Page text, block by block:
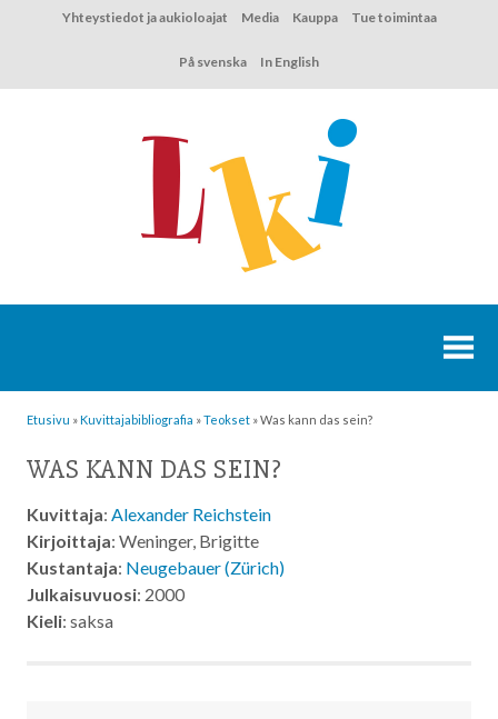
Yhteystiedot ja aukioloajat Media Kauppa Tue toimintaa
På svenska In English
Etusivu »Kuvittaja­bibliografia »Teokset »Was kann das sein?
WAS KANN DAS SEIN?
Kuvittaja: Alexander Reichstein
Kirjoittaja: Weninger, Brigitte
Kustantaja: Neugebauer (Zürich)
Julkaisuvuosi: 2000
Kieli: saksa